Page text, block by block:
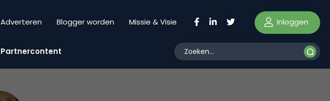
Adverteren Blogger worden Missie & Visie Inloggen
Partnercontent